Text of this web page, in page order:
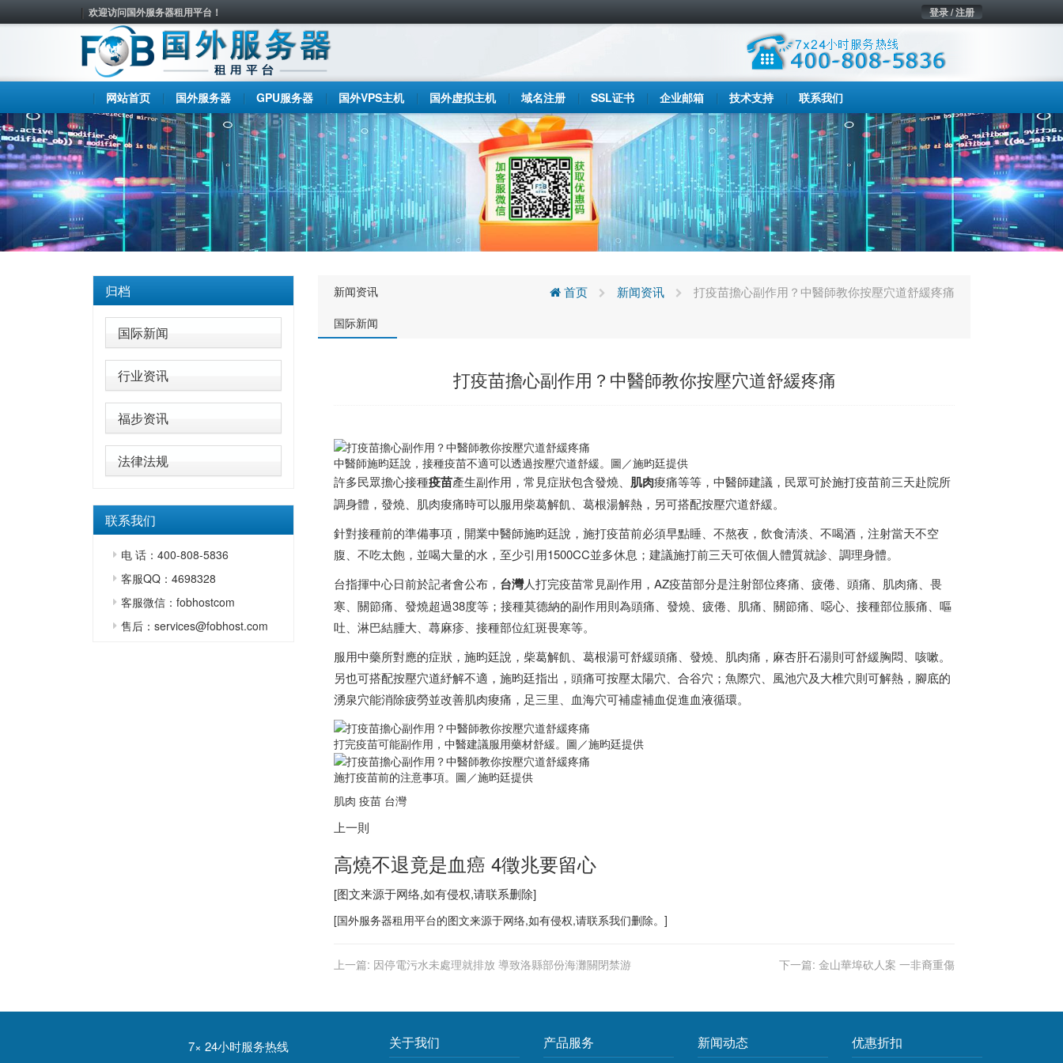
欢迎访问国外服务器租用平台！ 登录 / 注册
网站首页 国外服务器 GPU服务器 国外VPS主机 国外虚拟主机 域名注册 SSL证书 企业邮箱 技术支持 联系我们
归档
国际新闻
行业资讯
福步资讯
法律法规
联系我们
电 话：400-808-5836
客服QQ：4698328
客服微信：fobhostcom
售后：services@fobhost.com
新闻资讯
国际新闻
首页 新闻资讯 打疫苗擔心副作用？中醫師教你按壓穴道舒緩疼痛
打疫苗擔心副作用？中醫師教你按壓穴道舒緩疼痛
中醫師施昀廷說，接種疫苗不適可以透過按壓穴道舒緩。圖／施昀廷提供
許多民眾擔心接種疫苗產生副作用，常見症狀包含發燒、 肌肉痠痛等等，中醫師建議，民眾可於施打疫苗前三天赴院所
調身體，發燒、肌肉痠痛時可以服用柴葛解飢、葛根湯解熱，另可搭配按壓穴道舒緩。
針對接種前的準備事項，開業中醫師施昀廷說，施打疫苗前必須早點睡、不熬夜，飲食清淡、不喝酒，注射當天不空
腹、不吃太飽，並喝大量的水，至少引用1500CC並多休息；建議施打前三天可依個人體質就診、調理身體。
台指揮中心日前於記者會公布， 台灣人打完疫苗常見副作用，AZ疫苗部分是注射部位疼痛、疲倦、頭痛、肌肉痛、畏
寒、關節痛、發燒超過38度等；接種莫德納的副作用則為頭痛、發燒、疲倦、肌痛、關節痛、噁心、接種部位脹痛、嘔
吐、淋巴結腫大、蕁麻疹、接種部位紅斑畏寒等。
服用中藥所對應的症狀，施昀廷說，柴葛解飢、葛根湯可舒緩頭痛、發燒、肌肉痛，麻杏肝石湯則可舒緩胸悶、咳嗽。
另也可搭配按壓穴道紓解不適，施昀廷指出，頭痛可按壓太陽穴、合谷穴；魚際穴、風池穴及大椎穴則可解熱，腳底的
湧泉穴能消除疲勞並改善肌肉痠痛，足三里、血海穴可補虛補血促進血液循環。
打完疫苗可能副作用，中醫建議服用藥材舒緩。圖／施昀廷提供
施打疫苗前的注意事項。圖／施昀廷提供
肌肉 疫苗 台灣
上一則
高燒不退竟是血癌 4徵兆要留心
[图文来源于网络,如有侵权,请联系删除]
[国外服务器租用平台的图文来源于网络,如有侵权,请联系我们删除。]
上一篇: 因停電污水未處理就排放 導致洛縣部份海灘關閉禁游 下一篇: 金山華埠砍人案 一非裔重傷
7× 24小时服务热线 关于我们 产品服务 新闻动态 优惠折扣